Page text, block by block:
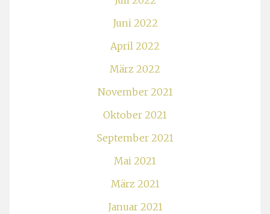
Juni 2022
April 2022
März 2022
November 2021
Oktober 2021
September 2021
Mai 2021
März 2021
Januar 2021